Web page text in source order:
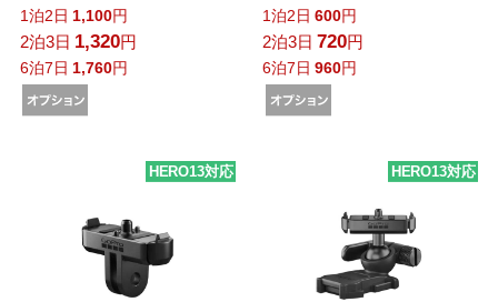
1泊2日 1,100円
2泊3日 1,320円
6泊7日 1,760円
1泊2日 600円
2泊3日 720円
6泊7日 960円
HERO13対応 HERO13対応